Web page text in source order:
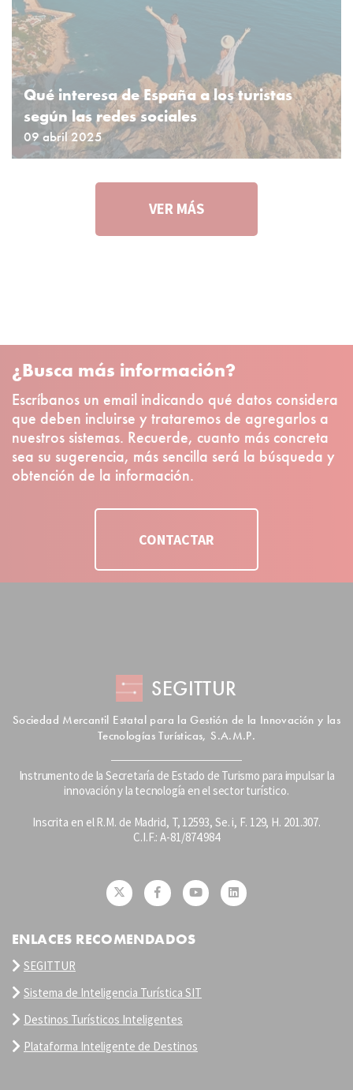
Qué interesa de España a los turistas
según las redes sociales
09 abril 2025
VER MÁS
¿Busca más información?
Escríbanos un email indicando qué datos considera
que deben incluirse y trataremos de agregarlos a
nuestros sistemas. Recuerde, cuanto más concreta
sea su sugerencia, más sencilla será la búsqueda y
obtención de la información.
CONTACTAR
SEGITTUR
Sociedad Mercantil Estatal para la Gestión de la Innovación y las
Tecnologías Turísticas, S.A.M.P.
Instrumento de la Secretaría de Estado de Turismo para impulsar la
innovación y la tecnología en el sector turístico.
Inscrita en el R.M. de Madrid, T, 12593, Se. i, F. 129, H. 201.307.
C.I.F.: A-81/874.984
ENLACES RECOMENDADOS
SEGITTUR
Sistema de Inteligencia Turística SIT
Destinos Turísticos Inteligentes
Plataforma Inteligente de Destinos